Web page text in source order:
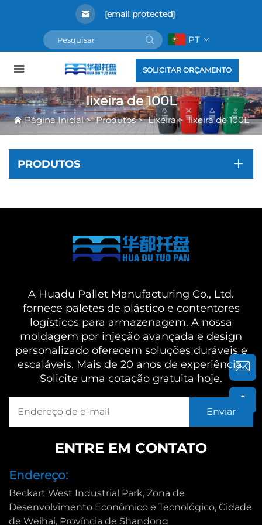
[email protected]
PT
SOLICITAR ORÇAMENTO
lixeira de 100L
Página Inicial>Produtos>Lixeira>lixeira de 100L
PRODUTOS
A Huadu Pallet Manufacturing Co., Ltd.
fornece paletes de plástico e contentores
logísticos para armazenagem. A nossa
moldagem por injeção avançada e design
personalizado oferecem soluções duráveis e
escaláveis. Mais de 20 anos de experiência.
Solicite uma cotação gratuita hoje.
ENTRE EM CONTATO
Endereço:
Beckart West Industrial Park, Zona de
Desenvolvimento Econômico e Tecnológico, Cidade
de Weihai, Província de Shandong